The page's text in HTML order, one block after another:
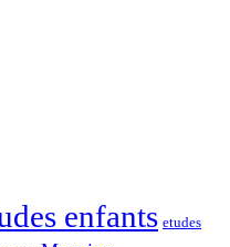
enfants etudes